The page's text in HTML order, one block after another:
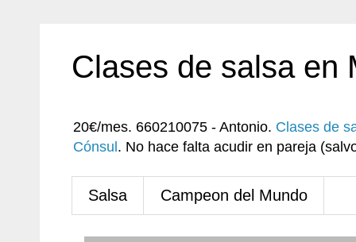
Clases de salsa en
20€/mes. 660210075 - Antonio. Clases de
Cónsul . No hace falta acudir en pareja
Salsa Campeon del Mundo